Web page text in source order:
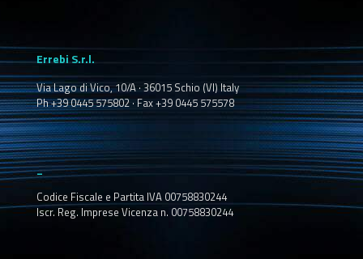
Errebi S.r.l.
Via Lago di Vico, 10/A · 36015 Schio (VI) Italy
Ph +39 0445 575802 · Fax +39 0445 575578
_
Codice Fiscale e Partita IVA 00758830244
Iscr. Reg. Imprese Vicenza n. 00758830244